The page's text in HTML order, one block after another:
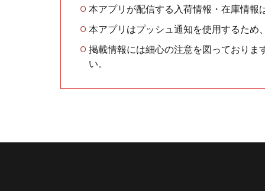
本アプリが配信する入荷情報・在庫情報
本アプリはプッシュ通知を使用するた
掲載情報には細心の注意を図っておりま
い。